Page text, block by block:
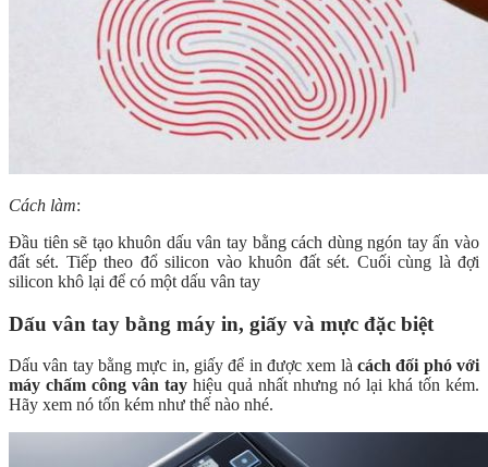
Cách làm:
Đầu tiên sẽ tạo khuôn dấu vân tay bằng cách dùng ngón tay ấn vào
đất sét. Tiếp theo đổ silicon vào khuôn đất sét. Cuối cùng là đợi
silicon khô lại để có một dấu vân tay
Dấu vân tay bằng máy in, giấy và mực đặc biệt
Dấu vân tay bằng mực in, giấy để in được xem là cách đối phó với
máy chấm công vân tay hiệu quả nhất nhưng nó lại khá tốn kém.
Hãy xem nó tốn kém như thế nào nhé.